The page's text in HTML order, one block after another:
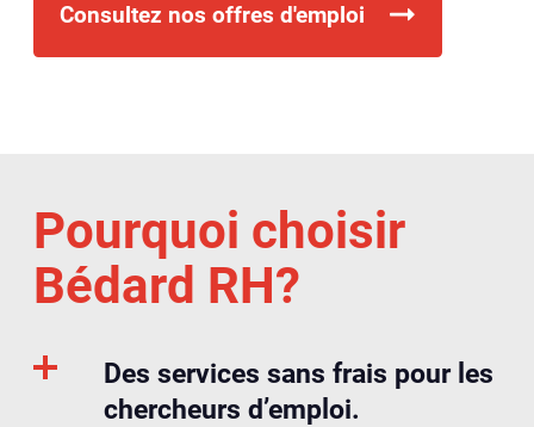
Consultez nos offres d'emploi
Pourquoi choisir
Bédard RH?
Des services sans frais pour les
chercheurs d’emploi.